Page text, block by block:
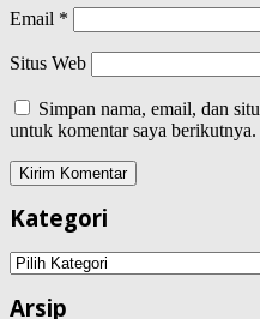
Email *
Situs Web
Simpan nama, email, dan
untuk komentar saya berikutnya.
Kategori
Kategori
Arsip